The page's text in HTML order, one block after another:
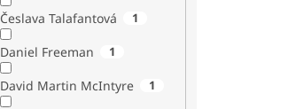
Česlava Talafantová 1
Daniel Freeman 1
David Martin McIntyre 1